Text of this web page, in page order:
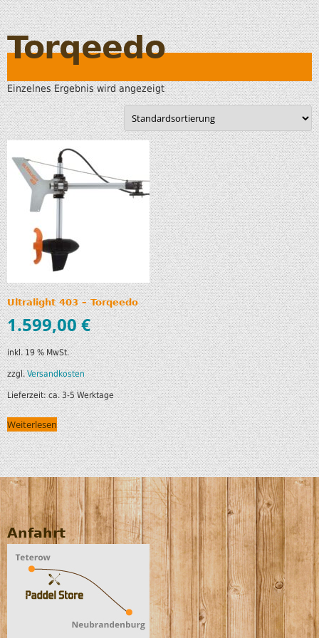
Torqeedo
Einzelnes Ergebnis wird angezeigt
Ultralight 403 – Torqeedo
1.599,00€
inkl. 19 % MwSt.
zzgl.Versandkosten
Lieferzeit:ca. 3-5 Werktage
Weiterlesen
Anfahrt